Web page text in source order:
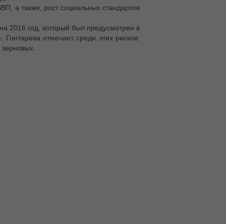
а также, рост социальных стандартов
2016 год, который был предусмотрен в
отмечает среди этих рисков: